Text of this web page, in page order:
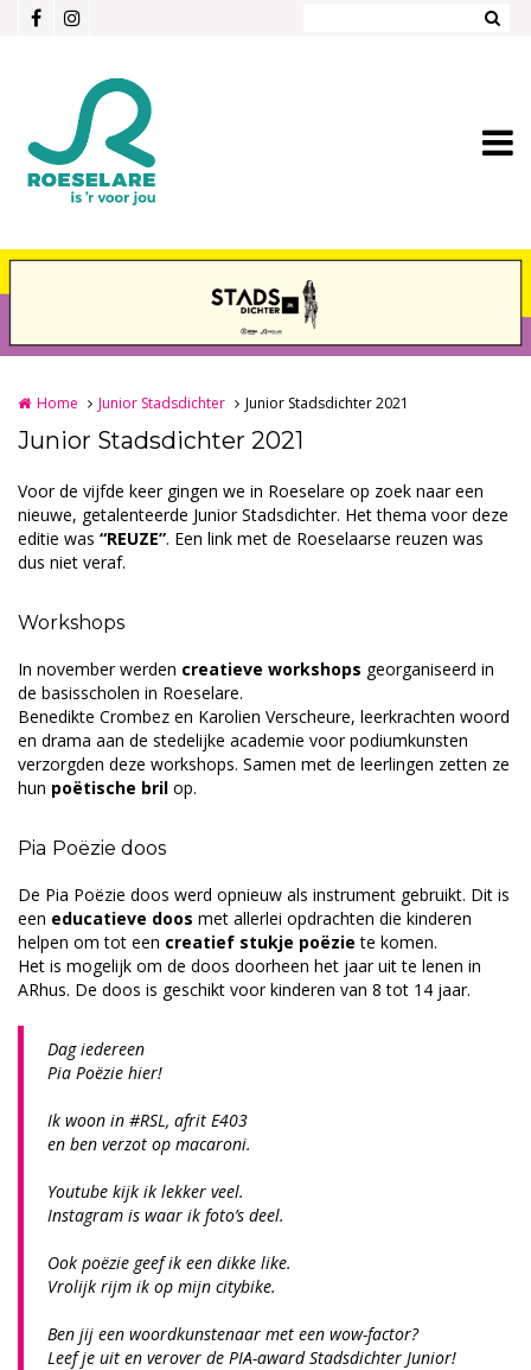
Overslaan en naar de inhoud gaan
Home Junior Stadsdichter Junior Stadsdichter 2021
Junior Stadsdichter 2021
Voor de vijfde keer gingen we in Roeselare op zoek naar een
nieuwe, getalenteerde Junior Stadsdichter. Het thema voor deze
editie was “REUZE”. Een link met de Roeselaarse reuzen was
dus niet veraf.
Workshops
In november werden creatieve workshops georganiseerd in
de basisscholen in Roeselare.
Benedikte Crombez en Karolien Verscheure, leerkrachten woord
en drama aan de stedelijke academie voor podiumkunsten
verzorgden deze workshops. Samen met de leerlingen zetten ze
hun poëtische bril op.
Pia Poëzie doos
De Pia Poëzie doos werd opnieuw als instrument gebruikt. Dit is
een educatieve doos met allerlei opdrachten die kinderen
helpen om tot een creatief stukje poëzie te komen.
Het is mogelijk om de doos doorheen het jaar uit te lenen in
ARhus. De doos is geschikt voor kinderen van 8 tot 14 jaar.
Dag iedereen
Pia Poëzie hier!
Ik woon in #RSL, afrit E403
en ben verzot op macaroni.
Youtube kijk ik lekker veel.
Instagram is waar ik foto’s deel.
Ook poëzie geef ik een dikke like.
Vrolijk rijm ik op mijn citybike.
Ben jij een woordkunstenaar met een wow-factor?
Leef je uit en verover de PIA-award Stadsdichter Junior!